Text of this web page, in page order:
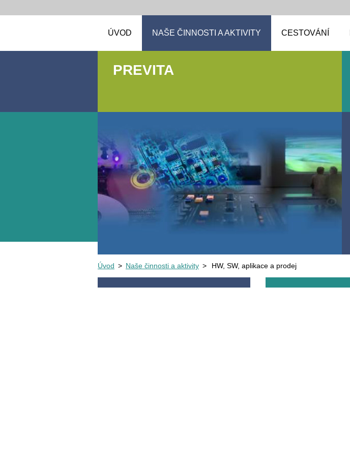
ÚVOD NAŠE ČINNOSTI A AKTIVITY CESTOVÁNÍ
PREVITA
Úvod > Naše činnosti a aktivity > HW, SW, aplikace a prodej